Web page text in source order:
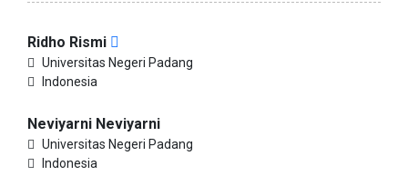
Ridho Rismi
Universitas Negeri Padang
Indonesia
Neviyarni Neviyarni
Universitas Negeri Padang
Indonesia